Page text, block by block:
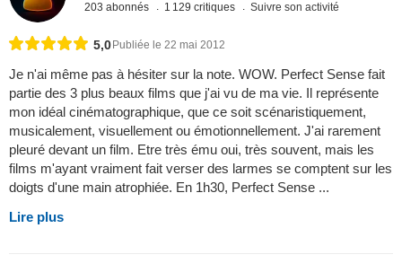
203 abonnés 1 129 critiques Suivre son activité
5,0Publiée le 22 mai 2012
Je n'ai même pas à hésiter sur la note. WOW. Perfect Sense fait
partie des 3 plus beaux films que j'ai vu de ma vie. Il représente
mon idéal cinématographique, que ce soit scénaristiquement,
musicalement, visuellement ou émotionnellement. J'ai rarement
pleuré devant un film. Etre très ému oui, très souvent, mais les
films m'ayant vraiment fait verser des larmes se comptent sur les
doigts d'une main atrophiée. En 1h30, Perfect Sense ...
Lire plus